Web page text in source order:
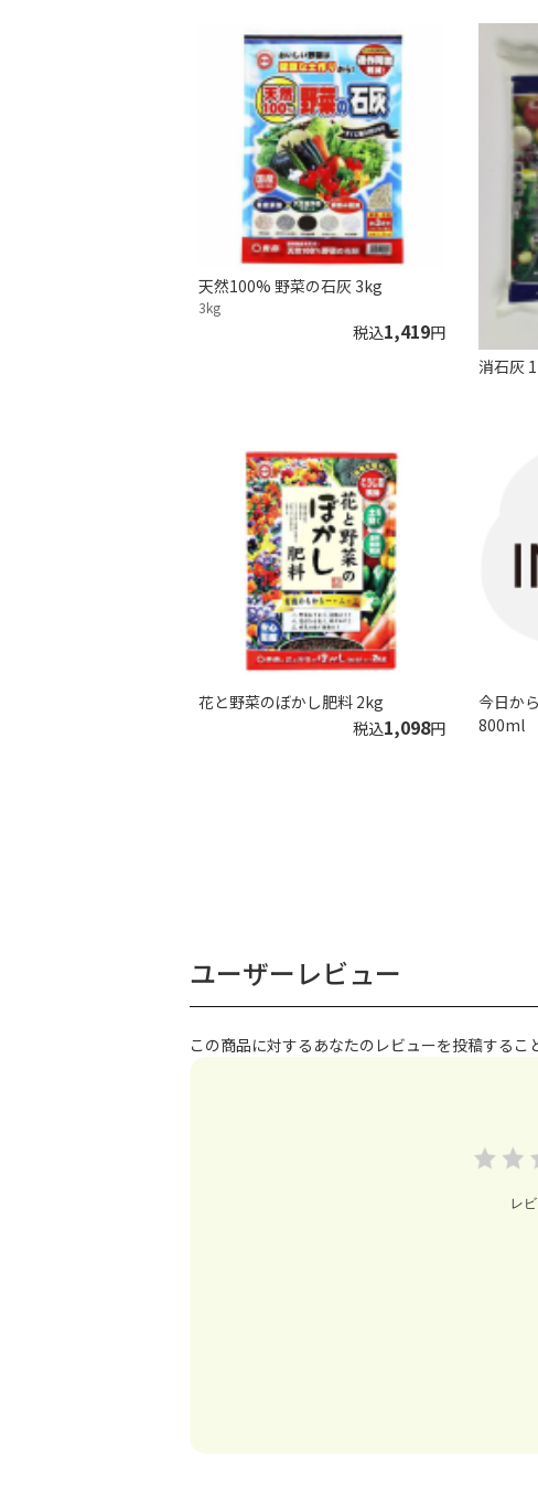
天然100% 野菜の石灰 3kg
3kg
税込1,419円
消石灰
花と野菜のぼかし肥料 2kg
税込1,098円
今日か
800ml
ユーザーレビュー
この商品に対するあなたのレビューを投稿するこ
レ